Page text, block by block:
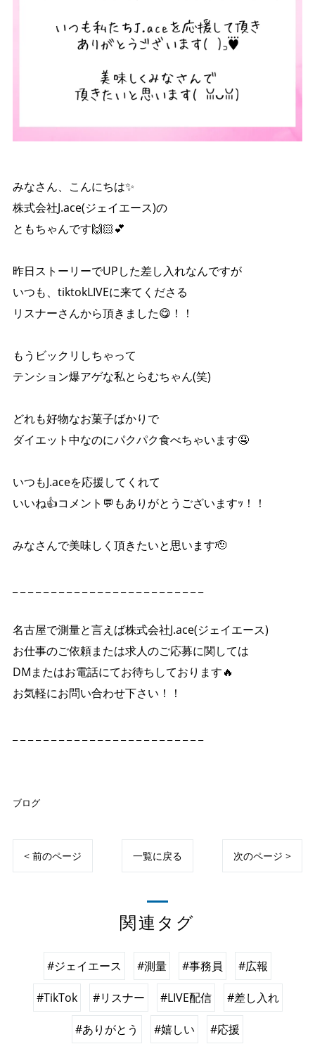
みなさん、こんにちは✨
株式会社J.ace(ジェイエース)の
ともちゃんです🙌🏻︎‪💕
昨日ストーリーでUPした差し入れなんですが
いつも、tiktokLIVEに来てくださる
リスナーさんから頂きました😋！！
もうビックリしちゃって
テンション爆アゲな私とらむちゃん(笑)
どれも好物なお菓子ばかりで
ダイエット中なのにパクパク食べちゃいます🤤
いつもJ.aceを応援してくれて
いいね👍コメント💬もありがとうございますｯ！！
みなさんで美味しく頂きたいと思います🫡
名古屋で測量と言えば株式会社J.ace(ジェイエース)
お仕事のご依頼または求人のご応募に関しては
DMまたはお電話にてお待ちしております🔥
お気軽にお問い合わせ下さい！！
ブログ
< 前のページ 一覧に戻る 次のページ >
関連タグ
#ジェイエース #測量 #事務員 #広報
#TikTok #リスナー #LIVE配信 #差し入れ
#ありがとう #嬉しい #応援